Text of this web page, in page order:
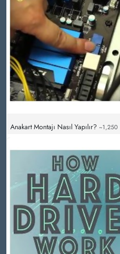
Anakart Montajı Nasıl Yapılır? ~1,250